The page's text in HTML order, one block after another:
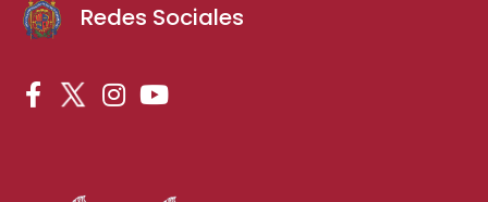
Redes Sociales